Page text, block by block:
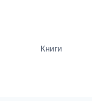
Книги